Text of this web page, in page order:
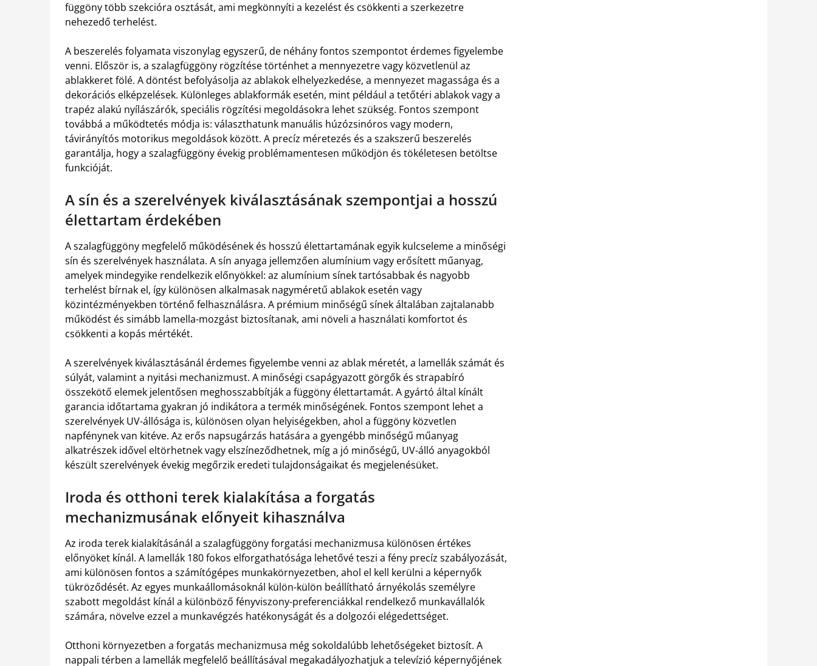
függöny több szekcióra osztását, ami megkönnyíti a kezelést és csökkenti a szerkezetre
nehezedő terhelést.
A beszerelés folyamata viszonylag egyszerű, de néhány fontos szempontot érdemes figyelembe
venni. Először is, a szalagfüggöny rögzítése történhet a mennyezetre vagy közvetlenül az
ablakkeret fölé. A döntést befolyásolja az ablakok elhelyezkedése, a mennyezet magassága és a
dekorációs elképzelések. Különleges ablakformák esetén, mint például a tetőtéri ablakok vagy a
trapéz alakú nyílászárók, speciális rögzítési megoldásokra lehet szükség. Fontos szempont
továbbá a működtetés módja is: választhatunk manuális húzózsinóros vagy modern,
távirányítós motorikus megoldások között. A precíz méretezés és a szakszerű beszerelés
garantálja, hogy a szalagfüggöny évekig problémamentesen működjön és tökéletesen betöltse
funkcióját.
A sín és a szerelvények kiválasztásának szempontjai a hosszú
élettartam érdekében
A szalagfüggöny megfelelő működésének és hosszú élettartamának egyik kulcseleme a minőségi
sín és szerelvények használata. A sín anyaga jellemzően alumínium vagy erősített műanyag,
amelyek mindegyike rendelkezik előnyökkel: az alumínium sínek tartósabbak és nagyobb
terhelést bírnak el, így különösen alkalmasak nagyméretű ablakok esetén vagy
közintézményekben történő felhasználásra. A prémium minőségű sínek általában zajtalanabb
működést és simább lamella-mozgást biztosítanak, ami növeli a használati komfortot és
csökkenti a kopás mértékét.
A szerelvények kiválasztásánál érdemes figyelembe venni az ablak méretét, a lamellák számát és
súlyát, valamint a nyitási mechanizmust. A minőségi csapágyazott görgők és strapabíró
összekötő elemek jelentősen meghosszabbítják a függöny élettartamát. A gyártó által kínált
garancia időtartama gyakran jó indikátora a termék minőségének. Fontos szempont lehet a
szerelvények UV-állósága is, különösen olyan helyiségekben, ahol a függöny közvetlen
napfénynek van kitéve. Az erős napsugárzás hatására a gyengébb minőségű műanyag
alkatrészek idővel eltörhetnek vagy elszíneződhetnek, míg a jó minőségű, UV-álló anyagokból
készült szerelvények évekig megőrzik eredeti tulajdonságaikat és megjelenésüket.
Iroda és otthoni terek kialakítása a forgatás
mechanizmusának előnyeit kihasználva
Az iroda terek kialakításánál a szalagfüggöny forgatási mechanizmusa különösen értékes
előnyöket kínál. A lamellák 180 fokos elforgathatósága lehetővé teszi a fény precíz szabályozását,
ami különösen fontos a számítógépes munkakörnyezetben, ahol el kell kerülni a képernyők
tükröződését. Az egyes munkaállomásoknál külön-külön beállítható árnyékolás személyre
szabott megoldást kínál a különböző fényviszony-preferenciákkal rendelkező munkavállalók
számára, növelve ezzel a munkavégzés hatékonyságát és a dolgozói elégedettséget.
Otthoni környezetben a forgatás mechanizmusa még sokoldalúbb lehetőségeket biztosít. A
nappali térben a lamellák megfelelő beállításával megakadályozhatjuk a televízió képernyőjének